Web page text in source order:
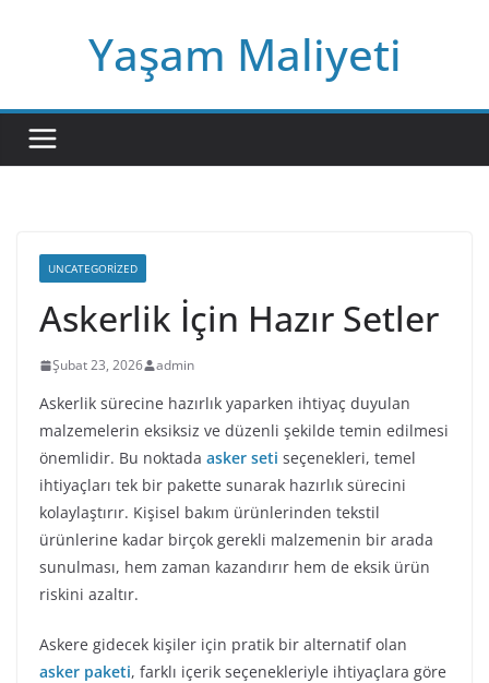
Yaşam Maliyeti
UNCATEGORIZED
Askerlik İçin Hazır Setler
Şubat 23, 2026 admin
Askerlik sürecine hazırlık yaparken ihtiyaç duyulan
malzemelerin eksiksiz ve düzenli şekilde temin edilmesi
önemlidir. Bu noktada asker seti seçenekleri, temel
ihtiyaçları tek bir pakette sunarak hazırlık sürecini
kolaylaştırır. Kişisel bakım ürünlerinden tekstil
ürünlerine kadar birçok gerekli malzemenin bir arada
sunulması, hem zaman kazandırır hem de eksik ürün
riskini azaltır.
Askere gidecek kişiler için pratik bir alternatif olan
asker paketi, farklı içerik seçenekleriyle ihtiyaçlara göre